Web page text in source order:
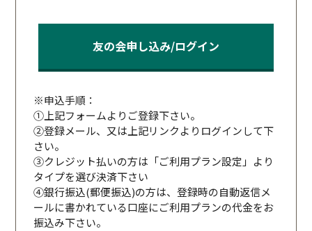
友の会申し込み/ログイン
※申込手順：
①上記フォームよりご登録下さい。
②登録メール、又は上記リンクよりログインして下
さい。
③クレジット払いの方は「ご利用プラン設定」より
タイプを選び決済下さい
④銀行振込(郵便振込)の方は、登録時の自動返信メ
ールに書かれている口座にご利用プランの代金をお
振込み下さい。